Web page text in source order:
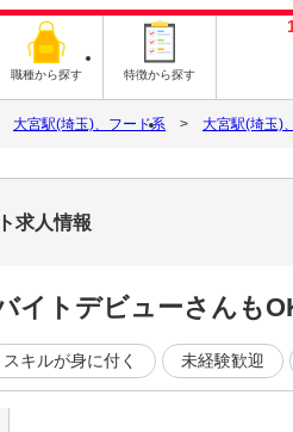
職種から探す 特徴から探す
大宮駅(埼玉)、フード系 大宮駅(埼玉)
求人情報
イトデビューさんも
スキルが身に付く 未経験歓迎